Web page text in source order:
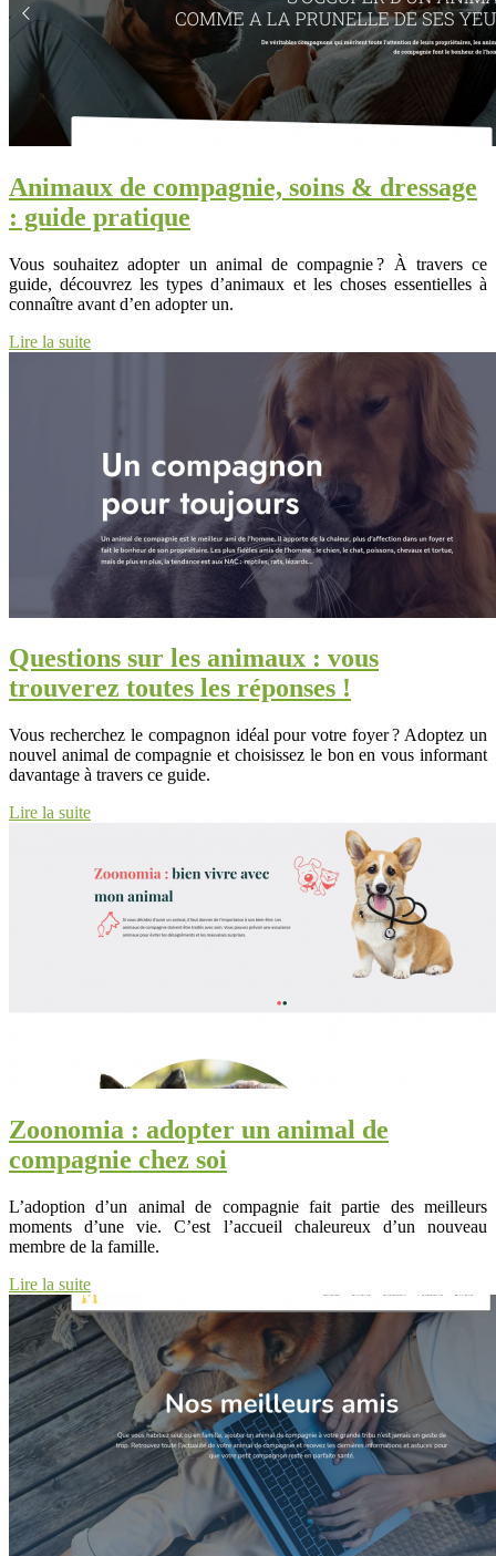
Animaux de compagnie, soins & dressage
: guide pratique
Vous souhaitez adopter un animal de compagnie ? À travers ce
guide, découvrez les types d’animaux et les choses essentielles à
connaître avant d’en adopter un.
Lire la suite
Questions sur les animaux : vous
trouverez toutes les réponses !
Vous recherchez le compagnon idéal pour votre foyer ? Adoptez un
nouvel animal de compagnie et choisissez le bon en vous informant
davantage à travers ce guide.
Lire la suite
Zoonomia : adopter un animal de
compagnie chez soi
L’adoption d’un animal de compagnie fait partie des meilleurs
moments d’une vie. C’est l’accueil chaleureux d’un nouveau
membre de la famille.
Lire la suite